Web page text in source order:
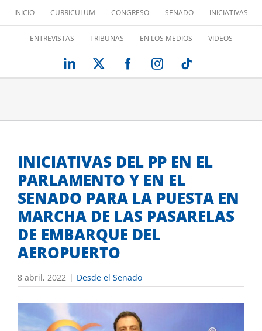
contenido
INICIO CURRICULUM CONGRESO SENADO INICIATIVAS
ENTREVISTAS TRIBUNAS EN LOS MEDIOS VIDEOS
LinkedIn FacebookInstagram
INICIATIVAS DEL PP EN EL
PARLAMENTO Y EN EL
SENADO PARA LA PUESTA EN
MARCHA DE LAS PASARELAS
DE EMBARQUE DEL
AEROPUERTO
8 abril, 2022 | Desde el Senado
Ver
imagen